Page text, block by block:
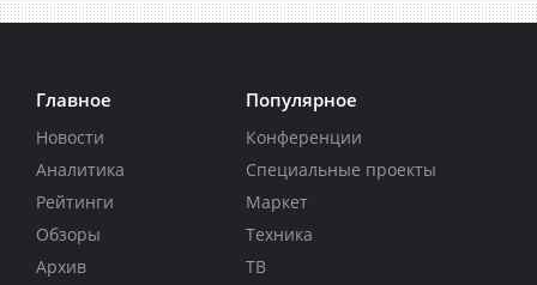
Главное
Новости
Аналитика
Рейтинги
Обзоры
Архив
Популярное
Конференции
Специальные проекты
Маркет
Техника
ТВ